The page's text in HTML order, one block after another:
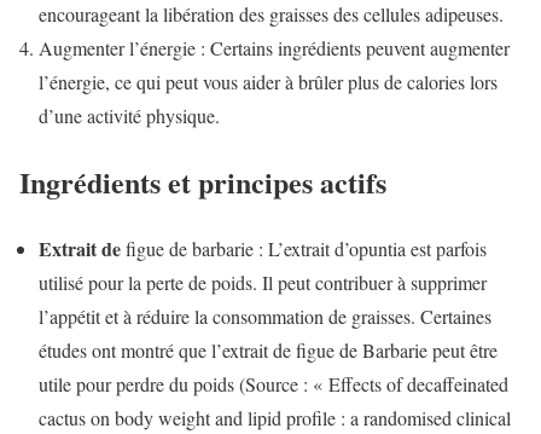
encourageant la libération des graisses des cellules adipeuses.
Augmenter l’énergie : Certains ingrédients peuvent augmenter
l’énergie, ce qui peut vous aider à brûler plus de calories lors
d’une activité physique.
Ingrédients et principes actifs
Extrait defigue de barbarie : L’extrait d’opuntia est parfois
utilisé pour la perte de poids. Il peut contribuer à supprimer
l’appétit et à réduire la consommation de graisses. Certaines
études ont montré que l’extrait de figue de Barbarie peut être
utile pour perdre du poids (Source : « Effects of decaffeinated
cactus on body weight and lipid profile : a randomised clinical